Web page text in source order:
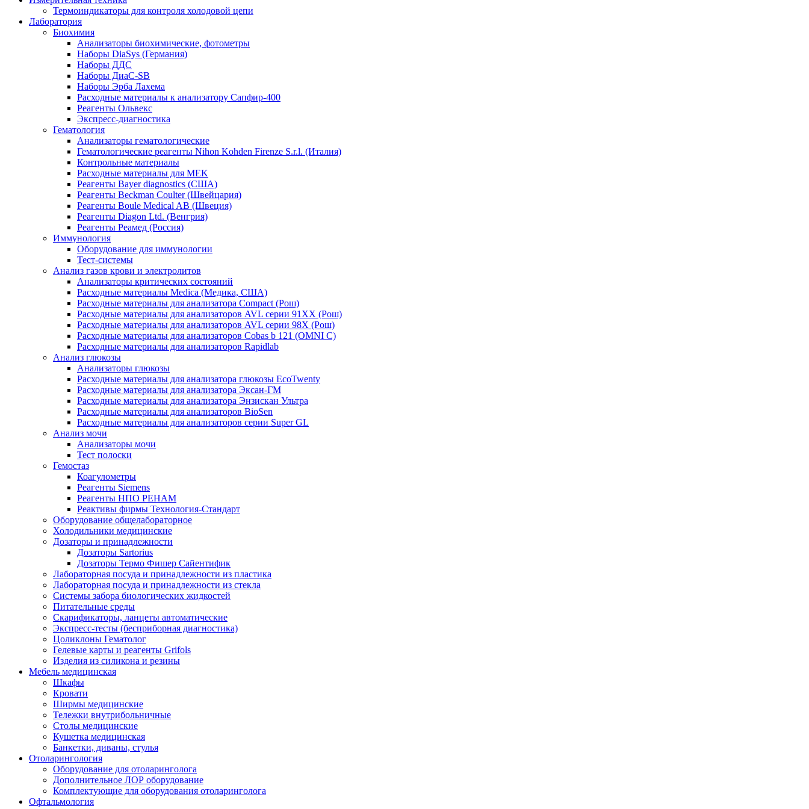
Термоиндикаторы для контроля холодовой цепи
Лаборатория
Биохимия
Анализаторы биохимические, фотометры
Наборы DiaSys (Германия)
Наборы ДДС
Наборы ДиаС-SB
Наборы Эрба Лахема
Расходные материалы к анализатору Сапфир-400
Реагенты Ольвекс
Экспресс-диагностика
Гематология
Анализаторы гематологические
Гематологические реагенты Nihon Kohden Firenze S.r.l. (Италия)
Контрольные материалы
Расходные материалы для MEK
Реагенты Bayer diagnostics (США)
Реагенты Beckman Coulter (Швейцария)
Реагенты Boule Medical AB (Швеция)
Реагенты Diagon Ltd. (Венгрия)
Реагенты Реамед (Россия)
Иммунология
Оборудование для иммунологии
Тест-системы
Анализ газов крови и электролитов
Анализаторы критических состояний
Расходные материалы Medica (Медика, США)
Расходные материалы для анализатора Compact (Рош)
Расходные материалы для анализаторов AVL серии 91ХХ (Рош)
Расходные материалы для анализаторов AVL серии 98Х (Рош)
Расходные материалы для анализаторов Cobas b 121 (OMNI C)
Расходные материалы для анализаторов Rapidlab
Анализ глюкозы
Анализаторы глюкозы
Расходные материалы для анализатора глюкозы EcoTwenty
Расходные материалы для анализатора Эксан-ГМ
Расходные материалы для анализатора Энзискан Ультра
Расходные материалы для анализаторов BioSen
Расходные материалы для анализаторов серии Super GL
Анализ мочи
Анализаторы мочи
Тест полоски
Гемостаз
Коагулометры
Реагенты Siemens
Реагенты НПО РЕНАМ
Реактивы фирмы Технология-Стандарт
Оборудование общелабораторное
Холодильники медицинские
Дозаторы и принадлежности
Дозаторы Sartorius
Дозаторы Термо Фишер Сайентифик
Лабораторная посуда и принадлежности из пластика
Лабораторная посуда и принадлежности из стекла
Системы забора биологических жидкостей
Питательные среды
Скарификаторы, ланцеты автоматические
Экспресс-тесты (бесприборная диагностика)
Цоликлоны Гематолог
Гелевые карты и реагенты Grifols
Изделия из силикона и резины
Мебель медицинская
Шкафы
Кровати
Ширмы медицинские
Тележки внутрибольничные
Столы медицинские
Кушетка медицинская
Банкетки, диваны, стулья
Отоларингология
Оборудование для отоларинголога
Дополнительное ЛОР оборудование
Комплектующие для оборудования отоларинголога
Офтальмология